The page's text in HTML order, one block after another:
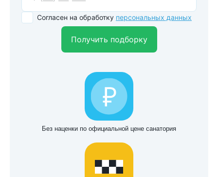
Согласен на обработку персональных данных
Получить подборку
Без наценки по официальной цене санатория